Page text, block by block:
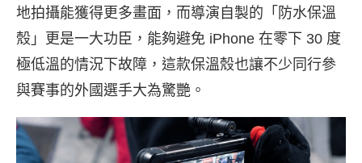
地拍攝能獲得更多畫面，而導演自製的「防水保溫
殼」更是一大功臣，能夠避免 iPhone 在零下 30 度
極低溫的情況下故障，這款保溫殼也讓不少同行參
與賽事的外國選手大為驚艷。